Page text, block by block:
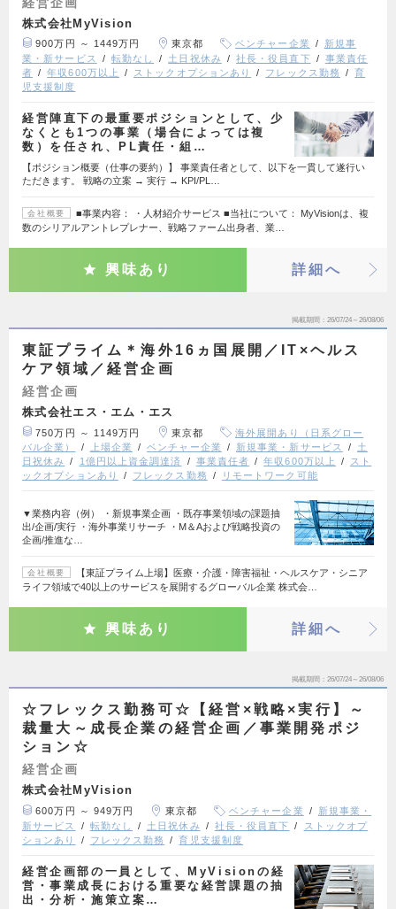
株式会社MyVision
900万円 ～ 1449万円 東京都 ベンチャー企業
新規事
業・新サービス
転勤なし 土日祝休み 社長・役員直下
事業責任
者
年収600万以上 ストックオプションあり フレックス勤務
育
児支援制度
経営陣直下の最重要ポジションとして、少
なくとも1つの事業（場合によっては複
数）を任され、PL責任・組…
【ポジション概要（仕事の要約）】 事業責任者として、以下を一貫して遂行い
ただきます。 戦略の立案 → 実行 → KPI/PL…
会社概要
■事業内容： ・人材紹介サービス ■当社について： MyVisionは、複
数のシリアルアントレプレナー、戦略ファーム出身者、業…
興味あり 詳細へ
掲載期間 26/07/24～26/08/06
東証プライム＊海外16ヵ国展開／IT×ヘルス
ケア領域／経営企画
経営企画
株式会社エス・エム・エス
750万円 ～ 1149万円 東京都
海外展開あり（日系グロー
バル企業）
上場企業 ベンチャー企業 新規事業・新サービス
土
日祝休み
1億円以上資金調達済 事業責任者 年収600万以上
スト
ックオプションあり
フレックス勤務 リモートワーク可能
▼業務内容（例） ・新規事業企画 ・既存事業領域の課題抽
出/企画/実行 ・海外事業リサーチ ・M＆Aおよび戦略投資の
企画/推進な…
会社概要
【東証プライム上場】医療・介護・障害福祉・ヘルスケア・シニア
ライフ領域で40以上のサービスを展開するグローバル企業 株式会…
興味あり 詳細へ
掲載期間 26/07/24～26/08/06
☆フレックス勤務可☆【経営×戦略×実行】～
裁量大～成長企業の経営企画／事業開発ポジ
ション☆
経営企画
株式会社MyVision
600万円 ～ 949万円 東京都 ベンチャー企業
新規事業・
新サービス
転勤なし 土日祝休み 社長・役員直下
ストックオプ
ションあり
フレックス勤務 育児支援制度
経営企画部の一員として、MyVisionの経
営・事業成長における重要な経営課題の抽
出・分析・施策立案…